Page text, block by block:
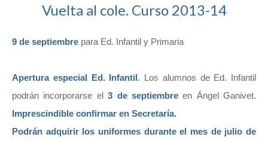
Vuelta al cole. Curso 2013-14
9 de septiembre para Ed. Infantil y Primaria
Apertura especial Ed. Infantil. Los alumnos de Ed. Infantil
podrán incorporarse el3 de septiembreen Ángel Ganivet.
Imprescindible confirmar en Secretaría.
Podrán adquirir los uniformes durante el mes de julio de